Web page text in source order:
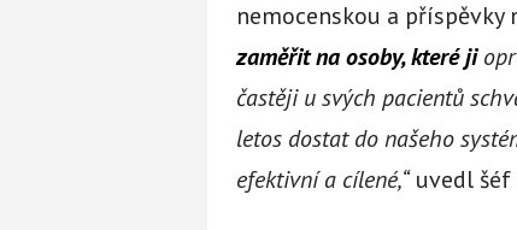
nemocenskou a příspěvky
zaměřit na osoby, které ji
častěji u svých pacientů
letos dostat do našeho
efektivní a cílené,“uvedl šéf